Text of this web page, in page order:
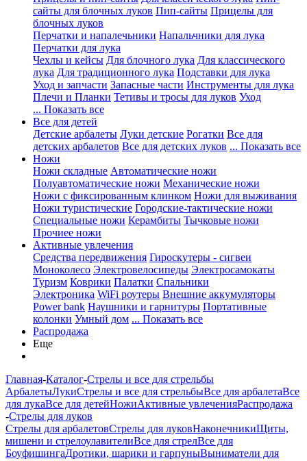
сайты для блочных луков Пип-сайты Прицелы для
блочных луков
Перчатки и напалечьники Напальчники для лука
Перчатки для лука
Чехлы и кейсы Для блочного лука Для классического
лука Для традиционного лука Подставки для лука
Уход и запчасти Запасные части Инструменты для лука
Плечи и Планки Тетивы и тросы для луков Уход
... Показать все
Все для детей
Детские арбалеты Луки детские Рогатки Все для
детских арбалетов Все для детских луков ... Показать все
Ножи
Ножи складные Автоматические ножи
Полуавтоматические ножи Механические ножи
Ножи с фиксированным клинком Ножи для выживания
Ножи туристические Городские-тактические ножи
Специальные ножи Керамбиты Тычковые ножи
Прочиее ножи
Активные увлечения
Средства передвижения Гироскутеры - сигвеи
Моноколесо Электровелосипеды Электросамокаты
Туризм Коврики Палатки Спальники
Электроника WiFi роутеры Внешние аккумуляторы
Power bank Наушники и гарнитуры Портативные
колонки Умный дом ... Показать все
Распродажа
Еще
Главная-Каталог-Стрелы и все для стрельбы
АрбалетыЛукиСтрелы и все для стрельбыВсе для арбалетаВсе
для лукаВсе для детейНожиАктивные увлеченияРаспродажа
-Стрелы для луков
Стрелы для арбалетовСтрелы для луковНаконечникиЩиты,
мишени и стрелоулавителиВсе для стрелВсе для
БоуфишингаДротики, шарики и гарпуныВыниматели для